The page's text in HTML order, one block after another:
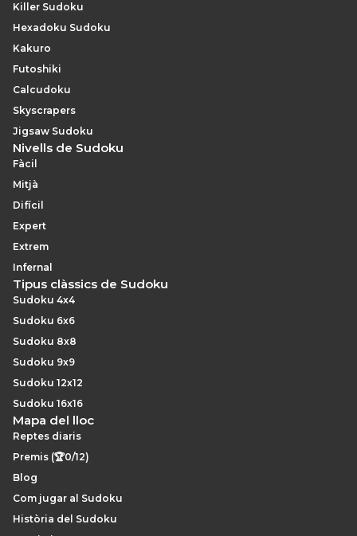
Killer Sudoku
Hexadoku Sudoku
Kakuro
Futoshiki
Calcudoku
Skyscrapers
Jigsaw Sudoku
Nivells de Sudoku
Fàcil
Mitjà
Difícil
Expert
Extrem
Infernal
Tipus clàssics de Sudoku
Sudoku 4x4
Sudoku 6x6
Sudoku 8x8
Sudoku 9x9
Sudoku 12x12
Sudoku 16x16
Mapa del lloc
Reptes diaris
Premis (🏆0/12)
Blog
Com jugar al Sudoku
Història del Sudoku